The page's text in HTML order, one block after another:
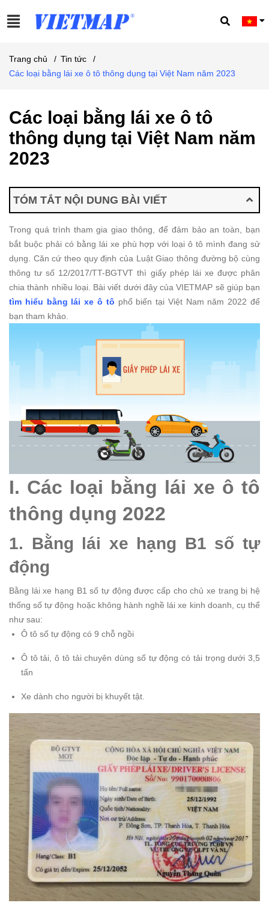
Trang chủ / Tin tức
/
Các loại bằng lái xe ô tô thông dụng tại Việt Nam năm 2023
Các loại bằng lái xe ô tô
thông dụng tại Việt Nam năm
2023
TÓM TẮT NỘI DUNG BÀI VIẾT
Trong quá trình tham gia giao thông, để đảm bảo an toàn, bạn
bắt buộc phải có bằng lái xe phù hợp với loại ô tô mình đang sử
dụng. Căn cứ theo quy định của Luật Giao thông đường bộ cùng
thông tư số 12/2017/TT-BGTVT thì giấy phép lái xe được phân
chia thành nhiều loại. Bài viết dưới đây của VIETMAP sẽ giúp bạn
tìm hiểu bằng lái xe ô tô phổ biến tại Việt Nam năm 2022 để
bạn tham khảo.
I. Các loại bằng lái xe ô tô
thông dụng 2022
1. Bằng lái xe hạng B1 số tự
động
Bằng lái xe hạng B1 số tự động được cấp cho chủ xe trang bị hệ
thống số tự động hoặc không hành nghề lái xe kinh doanh, cụ thể
như sau:
Ô tô số tự động có 9 chỗ ngồi
Ô tô tải, ô tô tải chuyên dùng số tự động có tải trọng dưới 3,5
tấn
Xe dành cho người bị khuyết tật.